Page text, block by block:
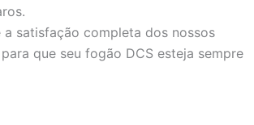
satisfação completa dos nossos
que seu fogão DCS esteja sempre